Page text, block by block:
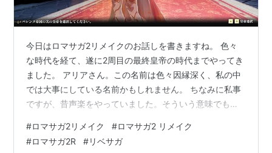
今日はロマサガ2リメイクのお話しを書きますね。 色々
な時代を経て、遂に2周目の最終皇帝の時代までやってき
ました。 アリアさん。この名前は色々因縁深く、私の中
では大事にしている名前かもしれません。 ちなみに私事
ですが、昔声楽をやっていました。そういう意味でもア
さんのスクショを沢山撮ったので、その中から良さげな
ものを載せていきたいと思います。 能力値は流石の最終
#ロマサガ2リメイク #ロマサガ2 リメイク
#ロマサガ2R #リベサガ